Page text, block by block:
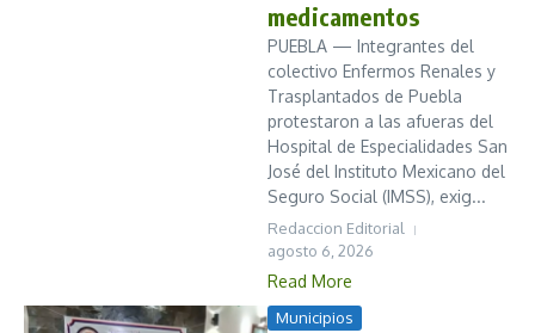
medicamentos
PUEBLA — Integrantes del
colectivo Enfermos Renales y
Trasplantados de Puebla
protestaron a las afueras del
Hospital de Especialidades San
José del Instituto Mexicano del
Seguro Social (IMSS), exig...
Redaccion Editorial
agosto 6, 2026
Read More
Municipios